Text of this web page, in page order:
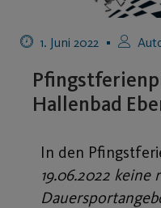
1. Juni 2022
Hallenbad
In den
19.06.2022 keine